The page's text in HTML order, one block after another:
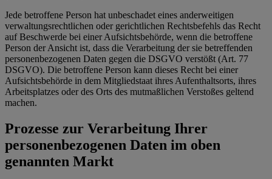
Jede betroffene Person hat unbeschadet eines anderweitigen
verwaltungsrechtlichen oder gerichtlichen Rechtsbefehls das Recht
auf Beschwerde bei einer Aufsichtsbehörde, wenn die betroffene
Person der Ansicht ist, dass die Verarbeitung der sie betreffenden
personenbezogenen Daten gegen die DSGVO verstößt (Art. 77
DSGVO). Die betroffene Person kann dieses Recht bei einer
Aufsichtsbehörde in dem Mitgliedstaat ihres Aufenthaltsorts, ihres
Arbeitsplatzes oder des Orts des mutmaßlichen Verstoßes geltend
machen.
Prozesse zur Verarbeitung Ihrer
personenbezogenen Daten im oben
genannten Markt